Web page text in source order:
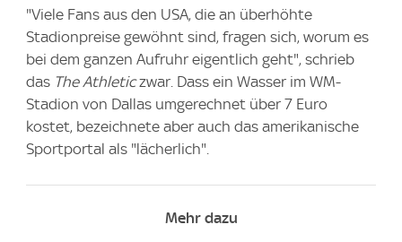
"Viele Fans aus den USA, die an überhöhte
Stadionpreise gewöhnt sind, fragen sich, worum es
bei dem ganzen Aufruhr eigentlich geht", schrieb
das The Athleticzwar. Dass ein Wasser im WM-
Stadion von Dallas umgerechnet über 7 Euro
kostet, bezeichnete aber auch das amerikanische
Sportportal als "lächerlich".
Mehr dazu